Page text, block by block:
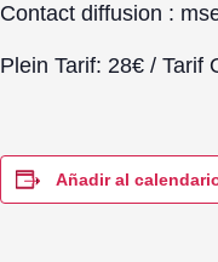
Contact diffusion :
Plein Tarif: 28€ / Tarif
Añadir al